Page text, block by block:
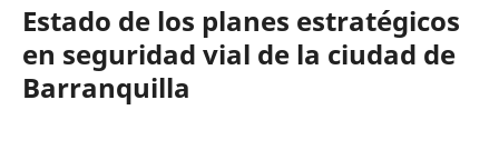
Estado de los planes estratégicos
en seguridad vial de la ciudad de
Barranquilla